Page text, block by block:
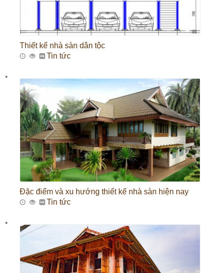
Thiết kế nhà sàn dân tộc
Tin tức
Đặc điểm và xu hướng thiết kế nhà sàn hiện nay
Tin tức